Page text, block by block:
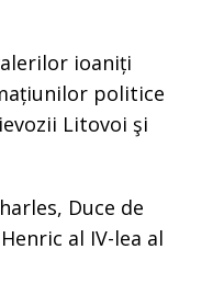
ioaniți
politice
Litovoi şi
Duce de
al IV-lea al